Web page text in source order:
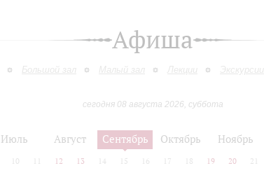
Афиша
Большой зал Малый зал Лекции Экскурсии
сегодня 08 августа 2026, суббота
Июль Август Сентябрь Октябрь Ноябрь
10 12 13 14 15 16 17 18 19 20 21